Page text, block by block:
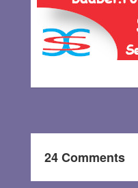
24 Comments